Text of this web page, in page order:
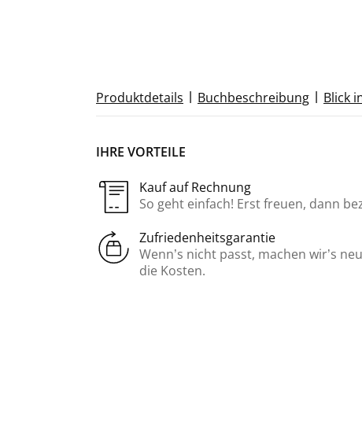
Produktdetails | Buchbeschreibung | Blick
IHRE VORTEILE
Kauf auf Rechnung
So geht einfach! Erst freuen, dann
Zufriedenheitsgarantie
Wenn’s nicht passt, machen wir’s
die Kosten.